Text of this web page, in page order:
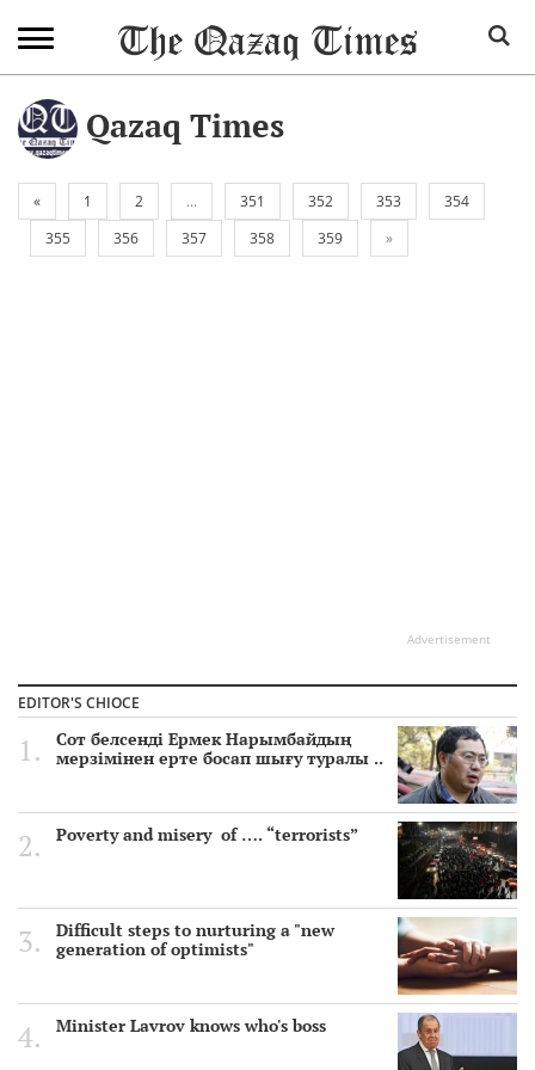
Qazaq Times
« 1 2 ... 351 352 353
354
355
356 357 358 359 »
Advertisement
EDITOR'S CHIOCE
Сот белсенді Ермек Нарымбайдың
мерзімінен ерте босап шығу туралы ..
Poverty and misery of …. “terrorists”
Difficult steps to nurturing a "new
generation of optimists"
Minister Lavrov knows who's boss